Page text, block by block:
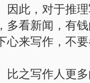
此，对于推理
多看新闻，有
心来写作，不
之写作人更多